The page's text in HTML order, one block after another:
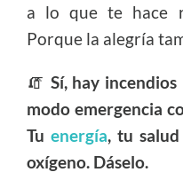
a lo que te hace
Porque la alegría
🧯 Sí, hay
modo emergencia
Tu energía, tu
oxígeno. Dáselo.